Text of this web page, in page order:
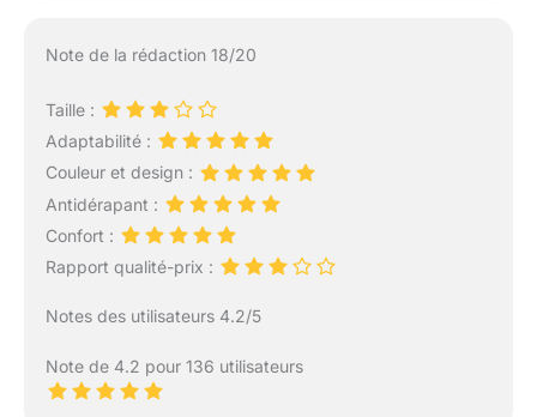
Note de la rédaction 18/20
Taille :
Adaptabilité :
Couleur et design :
Antidérapant :
Confort :
Rapport qualité-prix :
Notes des utilisateurs 4.2/5
Note de 4.2 pour 136 utilisateurs